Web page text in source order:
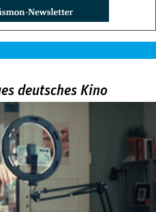
deutsches Kino